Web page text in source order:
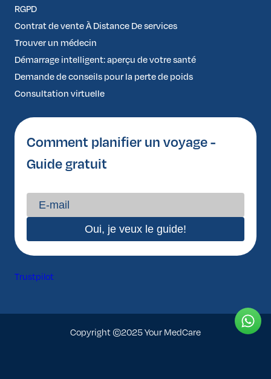
RGPD
Contrat de vente À Distance De services
Trouver un médecin
Démarrage intelligent: aperçu de votre santé
Demande de conseils pour la perte de poids
Consultation virtuelle
Comment planifier un voyage -
Guide gratuit
Trustpilot
Copyright ©2025 Your MedCare